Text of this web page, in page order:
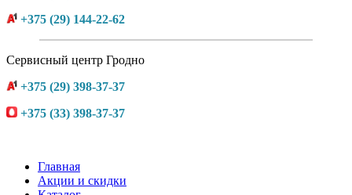
+375 (29) 144-22-62
Сервисный центр Гродно
+375 (29) 398-37-37
+375 (33) 398-37-37
Главная
Акции и скидки